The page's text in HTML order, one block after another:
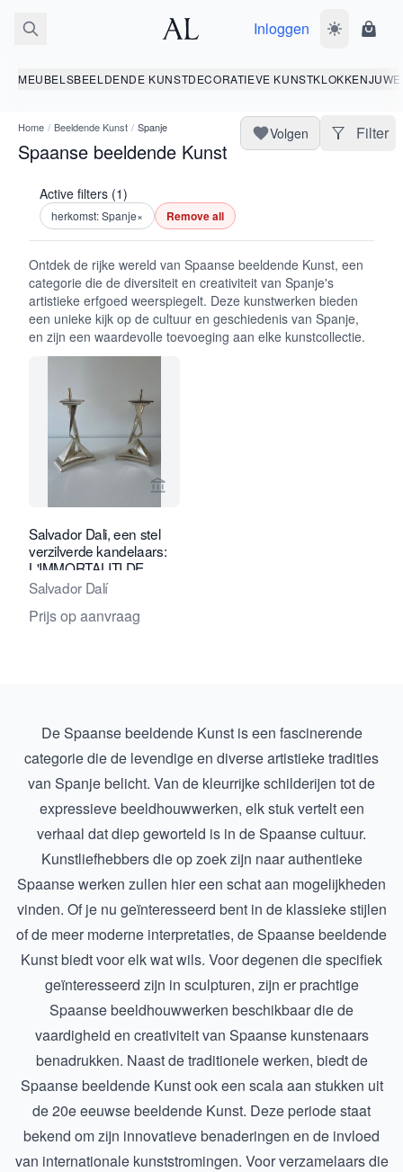
Inloggen Wissel
MEUBELSBEELDENDE KUNSTDECORATIEVE KUNSTKLOKKEN
Home / Beeldende Kunst / Spanje
Spaanse beeldende Kunst
Volgen Filter
Active filters (1)
herkomst: Spanje× Remove all
Ontdek de rijke wereld van Spaanse beeldende Kunst, een
categorie die de diversiteit en creativiteit van Spanje's
artistieke erfgoed weerspiegelt. Deze kunstwerken bieden
een unieke kijk op de cultuur en geschiedenis van Spanje,
en zijn een waardevolle toevoeging aan elke kunstcollectie.
Bekijk verkoperspagina van
Salvador Dali, een stel
verzilverde kandelaars:
L'IMMORTALITI DE
CASTOR ET POLLUX
Salvador Dalí
Prijs op aanvraag
De Spaanse beeldende Kunst is een fascinerende
categorie die de levendige en diverse artistieke tradities
van Spanje belicht. Van de kleurrijke schilderijen tot de
expressieve beeldhouwwerken, elk stuk vertelt een
verhaal dat diep geworteld is in de Spaanse cultuur.
Kunstliefhebbers die op zoek zijn naar authentieke
Spaanse werken zullen hier een schat aan mogelijkheden
vinden. Of je nu geïnteresseerd bent in de klassieke stijlen
of de meer moderne interpretaties, de Spaanse beeldende
Kunst biedt voor elk wat wils. Voor degenen die specifiek
geïnteresseerd zijn in sculpturen, zijn er prachtige
Spaanse beeldhouwwerken beschikbaar die de
vaardigheid en creativiteit van Spaanse kunstenaars
benadrukken. Naast de traditionele werken, biedt de
Spaanse beeldende Kunst ook een scala aan stukken uit
de20e eeuwse beeldende Kunst. Deze periode staat
bekend om zijn innovatieve benaderingen en de invloed
van internationale kunststromingen. Voor verzamelaars die